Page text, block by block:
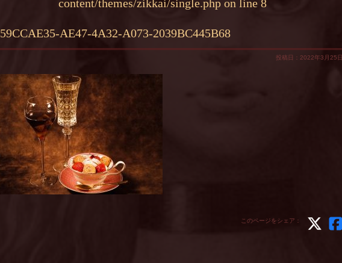
content/themes/zikkai/single.php on line 8
59CCAE35-AE47-4A32-A073-2039BC445B68
投稿日：2022年3月25日
このページをシェア：